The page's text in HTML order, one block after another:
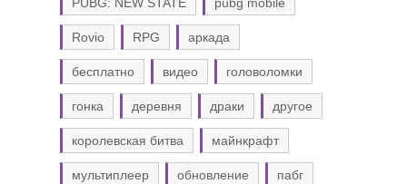
Rovio RPG аркада
бесплатно видео головоломки
гонка деревня драки другое
королевская битва майнкрафт
мультиплеер обновление пабг